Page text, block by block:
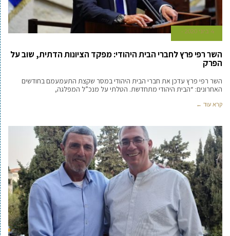
4 ביוני 2020
השר רפי פרץ לחברי הבית היהודי: מפקד הציונות הדתית, שוב על
הפרק
השר רפי פרץ עדכן את חברי הבית היהודי במסר שקצת התעמעמם בחודשים
האחרונים: “הבית היהודי מתחדשת. הטלתי על מנכ”ל המפלגה,
קרא עוד ←